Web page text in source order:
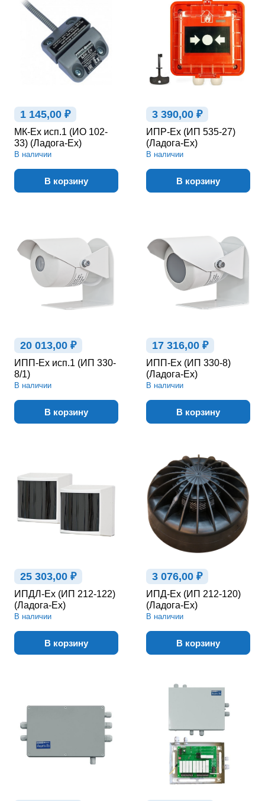
1 145,00 ₽
МК-Ex исп.1 (ИО 102-
33) (Ладога-Ex)
В наличии
В корзину
3 390,00 ₽
ИПР-Ex (ИП 535-27)
(Ладога-Ex)
В наличии
В корзину
20 013,00 ₽
ИПП-Ex исп.1 (ИП 330-
8/1)
В наличии
В корзину
17 316,00 ₽
ИПП-Ex (ИП 330-8)
(Ладога-Ex)
В наличии
В корзину
25 303,00 ₽
ИПДЛ-Ex (ИП 212-122)
(Ладога-Ex)
В наличии
В корзину
3 076,00 ₽
ИПД-Ex (ИП 212-120)
(Ладога-Ex)
В наличии
В корзину